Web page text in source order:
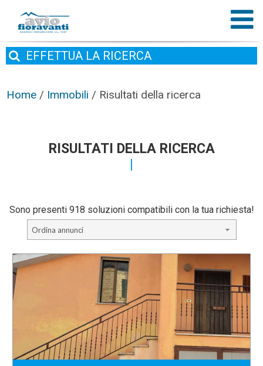
EFFETTUA LA RICERCA
Home / Immobili / Risultati della ricerca
RISULTATI DELLA RICERCA
Sono presenti 918 soluzioni compatibili con la tua richiesta!
Ordina annunci